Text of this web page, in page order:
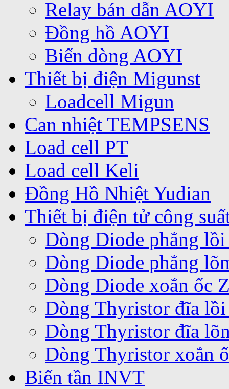
Relay bán dẫn AOYI
Đồng hồ AOYI
Biến dòng AOYI
Thiết bị điện Migunst
Loadcell Migun
Can nhiệt TEMPSENS
Load cell PT
Load cell Keli
Đồng Hồ Nhiệt Yudian
Thiết bị điện tử công
Dòng Diode phẳng
Dòng Diode phẳng
Dòng Diode xoắn ốc
Dòng Thyristor đĩa
Dòng Thyristor đĩa
Dòng Thyristor xoắn
Biến tần INVT